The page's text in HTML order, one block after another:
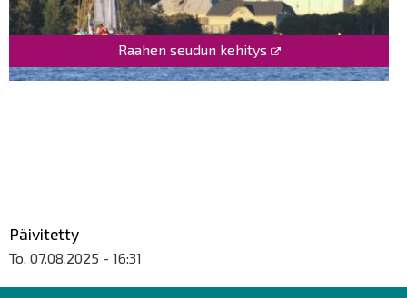
Raahen seudun kehitys
Päivitetty
To, 07.08.2025 - 16:31